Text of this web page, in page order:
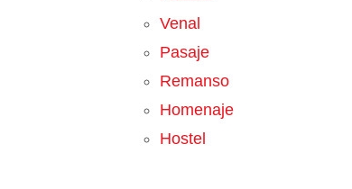
Venal
Pasaje
Remanso
Homenaje
Hostel